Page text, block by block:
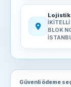
Lojistik
BLOK
Güvenli ödeme